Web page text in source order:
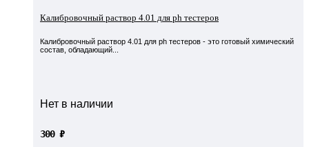
Калибровочный раствор 4.01 для ph тестеров
Калибровочный раствор 4.01 для ph тестеров - это готовый химический
состав, обладающий...
Нет в наличии
300 ₽